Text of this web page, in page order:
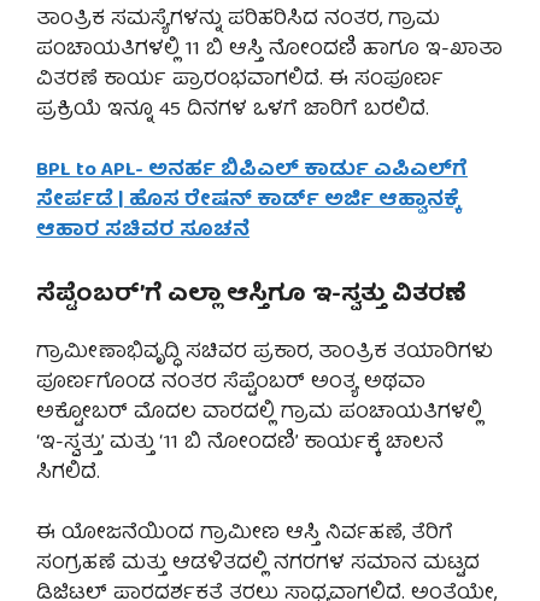
ತಾಂತ್ರಿಕ ಸಮಸ್ಯೆಗಳನ್ನು ಪರಿಹರಿಸಿದ ನಂತರ, ಗ್ರಾಮ
ಪಂಚಾಯತಿಗಳಲ್ಲಿ 11 ಬಿ ಆಸ್ತಿ ನೋಂದಣಿ ಹಾಗೂ ಇ-ಖಾತಾ
ವಿತರಣೆ ಕಾರ್ಯ ಪ್ರಾರಂಭವಾಗಲಿದೆ. ಈ ಸಂಪೂರ್ಣ
ಪ್ರಕ್ರಿಯೆ ಇನ್ನೂ 45 ದಿನಗಳ ಒಳಗೆ ಜಾರಿಗೆ ಬರಲಿದೆ.
BPL to APL- ಅನರ್ಹ ಬಿಪಿಎಲ್ ಕಾರ್ಡು ಎಪಿಎಲ್‌ಗೆ
ಸೇರ್ಪಡೆ | ಹೊಸ ರೇಷನ್ ಕಾರ್ಡ್ ಅರ್ಜಿ ಆಹ್ವಾನಕ್ಕೆ
ಆಹಾರ ಸಚಿವರ ಸೂಚನೆ
ಸೆಪ್ಟೆಂಬರ್’ಗೆ ಎಲ್ಲಾ ಆಸ್ತಿಗೂ ಇ-ಸ್ವತ್ತು ವಿತರಣೆ
ಗ್ರಾಮೀಣಾಭಿವೃದ್ಧಿ ಸಚಿವರ ಪ್ರಕಾರ, ತಾಂತ್ರಿಕ ತಯಾರಿಗಳು
ಪೂರ್ಣಗೊಂಡ ನಂತರ ಸೆಪ್ಟೆಂಬರ್ ಅಂತ್ಯ ಅಥವಾ
ಅಕ್ಟೋಬರ್ ಮೊದಲ ವಾರದಲ್ಲಿ ಗ್ರಾಮ ಪಂಚಾಯತಿಗಳಲ್ಲಿ
‘ಇ-ಸ್ವತ್ತು’ ಮತ್ತು ‘11 ಬಿ ನೋಂದಣಿ’ ಕಾರ್ಯಕ್ಕೆ ಚಾಲನೆ
ಸಿಗಲಿದೆ.
ಈ ಯೋಜನೆಯಿಂದ ಗ್ರಾಮೀಣ ಆಸ್ತಿ ನಿರ್ವಹಣೆ, ತೆರಿಗೆ
ಸಂಗ್ರಹಣೆ ಮತ್ತು ಆಡಳಿತದಲ್ಲಿ ನಗರಗಳ ಸಮಾನ ಮಟ್ಟದ